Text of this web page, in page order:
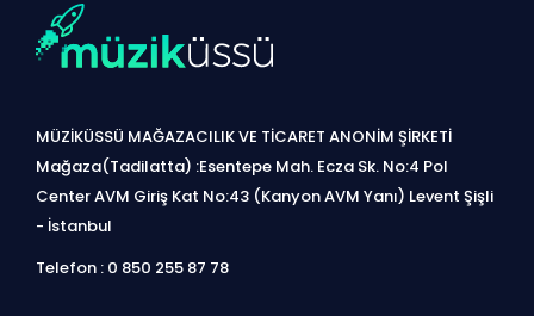
MÜZİKÜSSÜ MAĞAZACILIK VE TİCARET ANONİM ŞİRKETİ
Mağaza(Tadilatta) :Esentepe Mah. Ecza Sk. No:4 Pol
Center AVM Giriş Kat No:43 (Kanyon AVM Yanı) Levent Şişli
- İstanbul
Telefon : 0 850 255 87 78